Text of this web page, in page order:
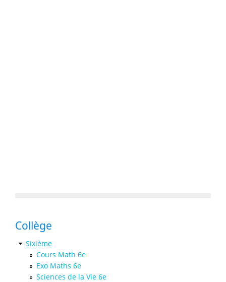
Collège
Sixième
Cours Math 6e
Exo Maths 6e
Sciences de la Vie 6e